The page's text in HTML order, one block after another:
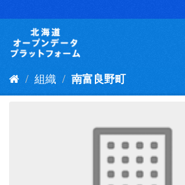
キ
組織 南富良野町